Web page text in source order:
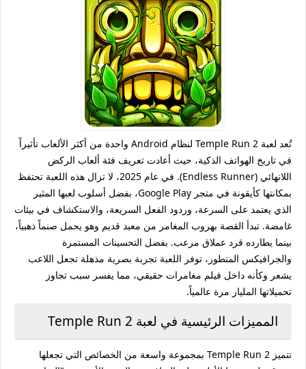
تُعد لعبة Temple Run 2 لنظام Android واحدة من أكثر الألعاب تأثيراً
في تاريخ الهواتف الذكية، حيث أعادت تعريف فئة ألعاب الركض
اللانهائي (Endless Runner). في عام 2025، لا تزال هذه اللعبة تحتفظ
بمكانتها كأيقونة في متجر Google Play، بفضل أسلوب لعبها المثير
الذي يعتمد على السرعة، وردود الفعل السريعة، والاستكشاف في بيئات
غامضة. تبدأ القصة بهروب المغامر من معبد قديم وهو يحمل صنماً ذهبياً،
بينما يطارده قرد عملاق مرعب. بفضل التحسينات المستمرة
والجرافيكس المتطور، توفر اللعبة تجربة بصرية مذهلة تجعل اللاعب
يشعر وكأنه داخل فيلم مغامرات حقيقي، مما يفسر سبب تجاوز
تحميلاتها المليار مرة عالمياً.
المميزات الرئيسية في لعبة Temple Run 2
تتميز Temple Run 2 بمجموعة واسعة من الخصائص التي تجعلها